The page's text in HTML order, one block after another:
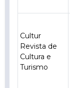
Cultur
Revista de
Cultura e
Turismo